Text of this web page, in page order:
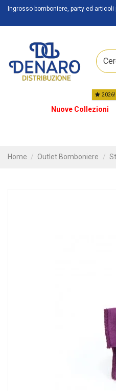
Ingrosso bomboniere, party ed articoli
Nuove Collezioni
2026!
Home Outlet Bomboniere